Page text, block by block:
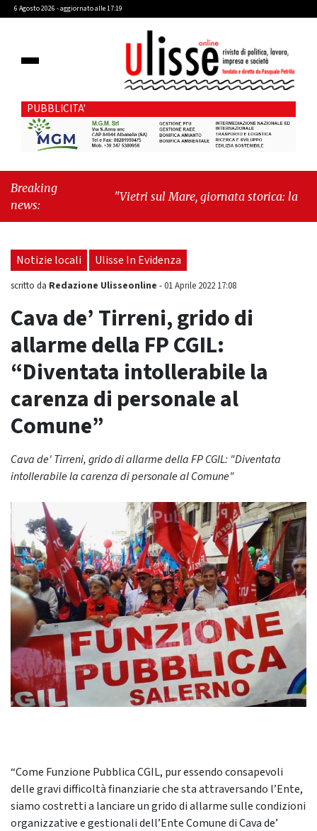
6 Agosto 2026 - aggiornato alle 17:19
PUBBLICITA'
Breaking
news:
"Vietri sul Mare, giornata storica: la ceramica
futuro"
Notizie locali Ulisse In Evidenza
scritto da Redazione Ulisseonline -01 Aprile 2022 17:08
Cava de’ Tirreni, grido di
allarme della FP CGIL:
“Diventata intollerabile la
carenza di personale al
Comune”
Cava de' Tirreni, grido di allarme della FP CGIL: "Diventata
intollerabile la carenza di personale al Comune"
“Come Funzione Pubblica CGIL, pur essendo consapevoli
delle gravi difficoltà finanziarie che sta attraversando l’Ente,
siamo costretti a lanciare un grido di allarme sulle condizioni
organizzative e gestionali dell’Ente Comune di Cava de’